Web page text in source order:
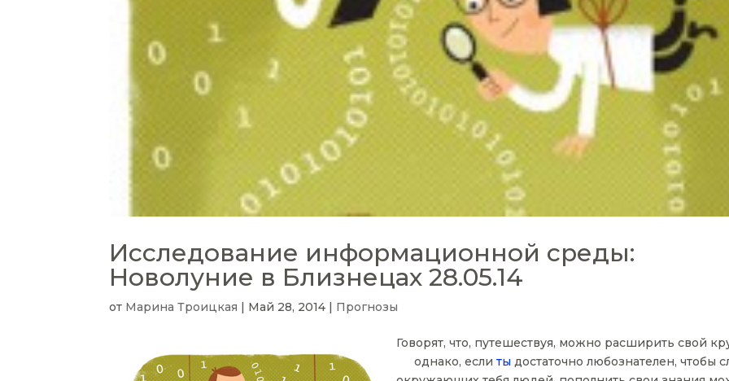
Исследование информационной среды:
Новолуние в Близнецах 28.05.14
от Марина Троицкая | Май 28, 2014 | Прогнозы
Говорят, что, путешествуя, можно расширить свой
однако, еслиты достаточно любознателен, чтобы